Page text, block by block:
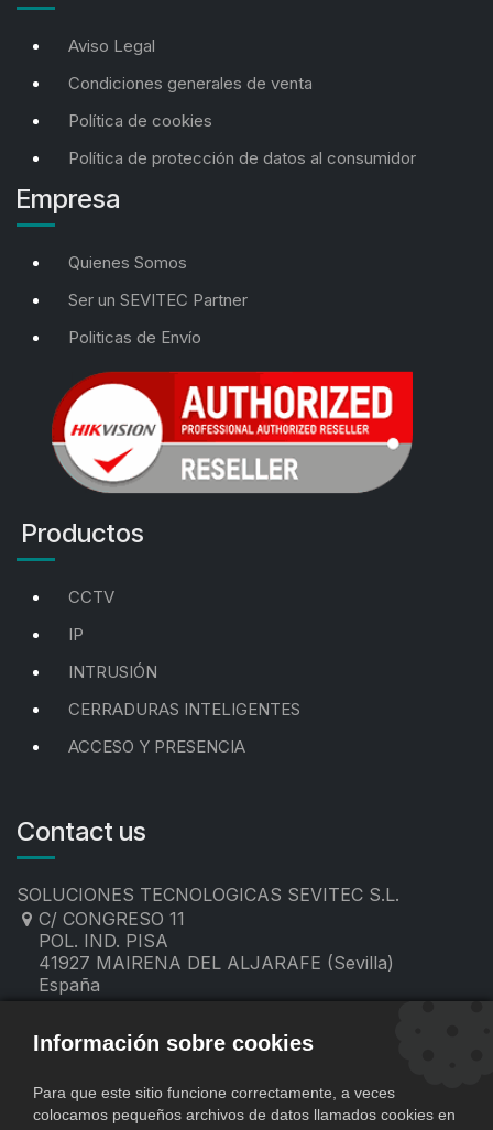
Aviso Legal
Condiciones generales de venta
Política de cookies
Política de protección de datos al consumidor
Empresa
Quienes Somos
Ser un SEVITEC Partner
Politicas de Envío
Productos
CCTV
IP
INTRUSIÓN
CERRADURAS INTELIGENTES
ACCESO Y PRESENCIA
Contact us
SOLUCIONES TECNOLOGICAS SEVITEC S.L.
C/ CONGRESO 11
POL. IND. PISA
41927 MAIRENA DEL ALJARAFE (Sevilla)
España
contacto@sevitec.es
Información sobre cookies
Para que este sitio funcione correctamente, a veces
colocamos pequeños archivos de datos llamados cookies en